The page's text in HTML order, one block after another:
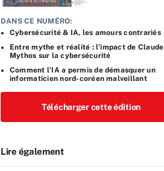
DANS CE NUMÉRO:
Cybersécurité & IA, les amours contrariés
Entre mythe et réalité : l’impact de Claude
Mythos sur la cybersécurité
Comment l’IA a permis de démasquer un
informaticien nord-coréen malveillant
Télécharger cette édition
Lire également